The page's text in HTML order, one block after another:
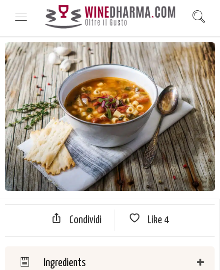
Condividi Like 4
Ingredients